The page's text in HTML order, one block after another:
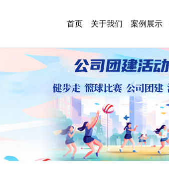
首页 关于我们 案例展示